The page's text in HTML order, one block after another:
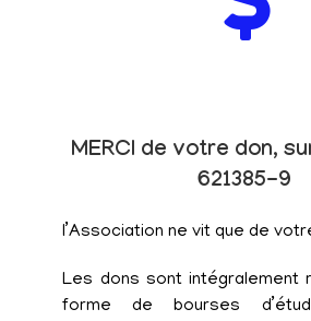
MERCI de votre don,
621385-9
l’Association ne vit que de
Les dons sont intégralement
forme de bourses